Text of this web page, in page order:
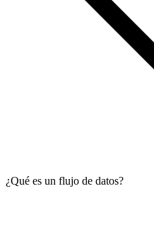
¿Qué es un flujo de datos?